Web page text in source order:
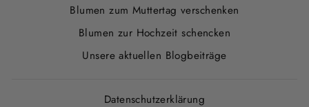
Blumen zum Muttertag verschenken
Blumen zur Hochzeit schencken
Unsere aktuellen Blogbeiträge
Datenschutzerklärung